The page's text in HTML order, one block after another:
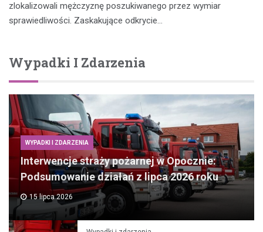
zlokalizowali mężczyznę poszukiwanego przez wymiar
sprawiedliwości. Zaskakujące odkrycie…
Wypadki I Zdarzenia
WYPADKI I ZDARZENIA
Interwencje straży pożarnej w Opocznie:
Podsumowanie działań z lipca 2026 roku
15 lipca 2026